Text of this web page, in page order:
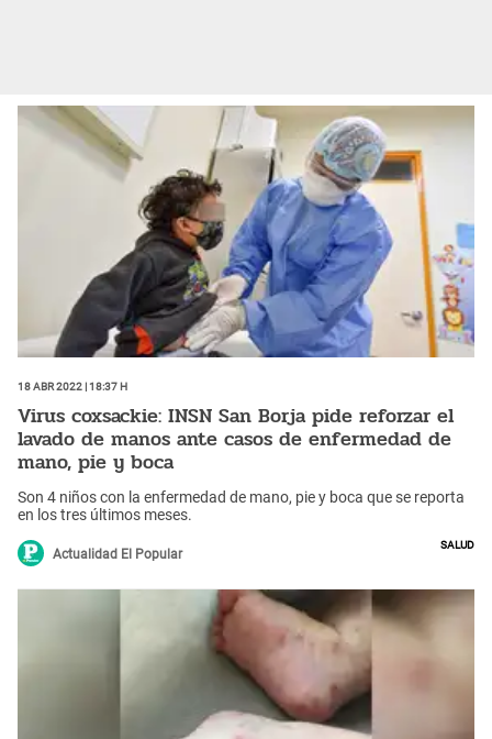
18 Abr 2022 | 18:37 h
Virus coxsackie: INSN San Borja pide reforzar el
lavado de manos ante casos de enfermedad de
mano, pie y boca
Son 4 niños con la enfermedad de mano, pie y boca que se reporta
en los tres últimos meses.
Actualidad El Popular
Salud